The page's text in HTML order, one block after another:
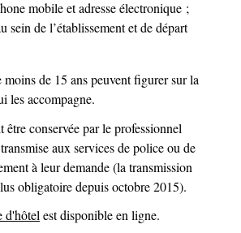
mobile et adresse électronique ;
sein de l’établissement et de départ
moins de 15 ans peuvent figurer sur la
les accompagne.
conservée par le professionnel
aux services de police ou de
à leur demande (la transmission
obligatoire depuis octobre 2015).
d'hôtel est disponible en ligne.